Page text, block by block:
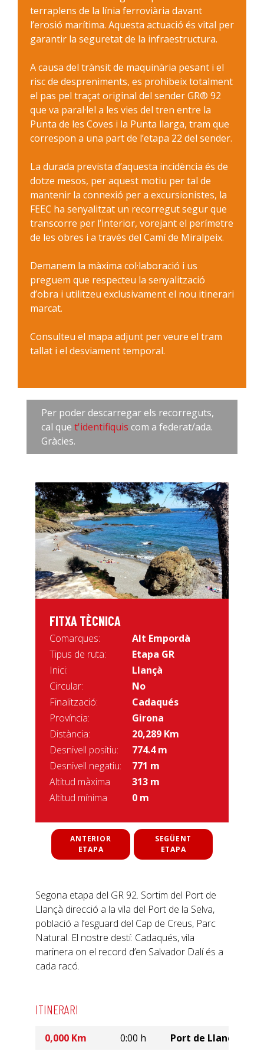
terraplens de la línia ferroviària davant
l’erosió marítima. Aquesta actuació és vital per
garantir la seguretat de la infraestructura.
A causa del trànsit de maquinària pesant i el
risc de despreniments, es prohibeix totalment
el pas pel traçat original del sender GR® 92
que va paral·lel a les vies del tren entre la
Punta de les Coves i la Punta llarga, tram que
correspon a una part de l’etapa 22 del sender.
La durada prevista d’aquesta incidència és de
dotze mesos, per aquest motiu per tal de
mantenir la connexió per a excursionistes, la
FEEC ha senyalitzat un recorregut segur que
transcorre per l’interior, vorejant el perímetre
de les obres i a través del Camí de Miralpeix.
Demanem la màxima col·laboració i us
preguem que respecteu la senyalització
d’obra i utilitzeu exclusivament el nou itinerari
marcat.
Consulteu el mapa adjunt per veure el tram
tallat i el desviament temporal.
Per poder descarregar els recorreguts,
cal que t'identifiquis com a federat/ada.
Gràcies.
FITXA TÈCNICA
Comarques:
Alt Empordà
Tipus de ruta:
Etapa GR
Inici:
Llançà
Circular:
No
Finalització:
Cadaqués
Província:
Girona
Distància:
20,289 Km
Desnivell positiu:
774.4 m
Desnivell negatiu:
771 m
Altitud màxima
313 m
Altitud mínima
0 m
ANTERIOR
ETAPA
SEGÜENT
ETAPA
Segona etapa del GR 92. Sortim del Port de
Llançà direcció a la vila del Port de la Selva,
població a l’esguard del Cap de Creus, Parc
Natural. El nostre destí: Cadaqués, vila
marinera on el record d’en Salvador Dalí és a
cada racó.
ITINERARI
0,000 Km 0:00 h
Port de Llançà.